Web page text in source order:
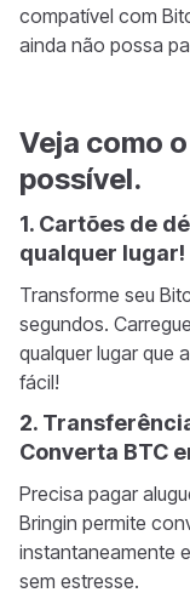
compatível com
ainda não possa
Veja como
possível.
1. Cartões de
qualquer lugar!
Transforme seu
segundos.
qualquer lugar que
fácil!
2.
Converta BTC
Precisa pagar
Bringin permite
instantaneamente
sem estresse.